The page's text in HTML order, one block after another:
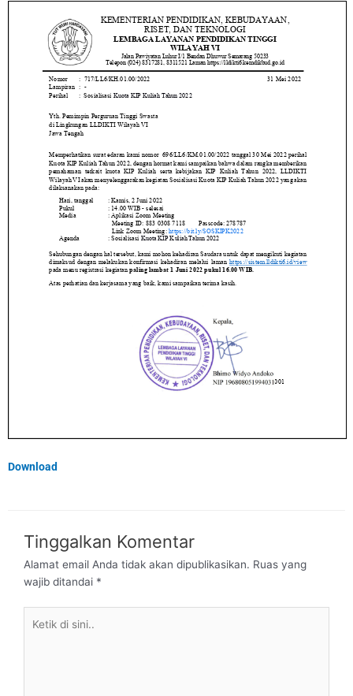
Download
Tinggalkan Komentar
Alamat email Anda tidak akan dipublikasikan. Ruas yang
wajib ditandai *